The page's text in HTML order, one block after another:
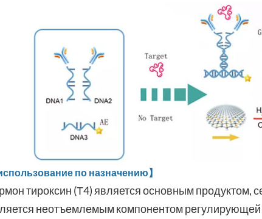
использование по назначению】
тироксин (Т4) является основным продуктом,
неотъемлемым компонентом